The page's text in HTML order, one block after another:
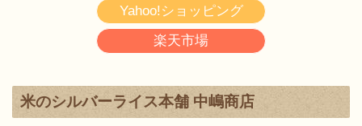
Yahoo!ショッピング
楽天市場
米のシルバーライス本舗 中嶋商店